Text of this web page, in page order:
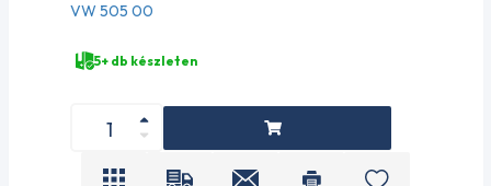
VW 505 00
5+ db készleten